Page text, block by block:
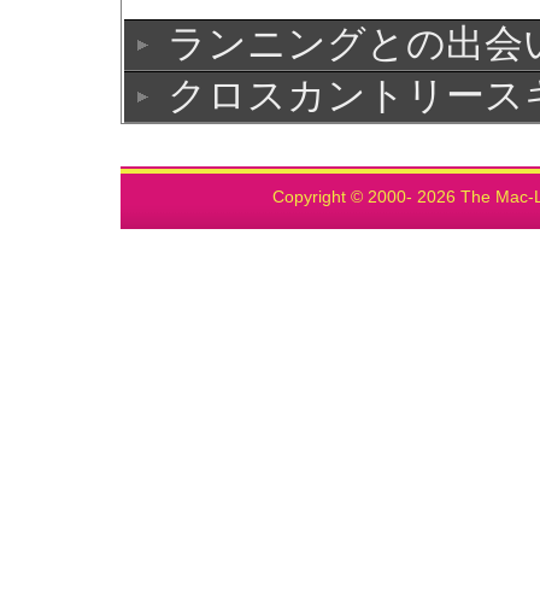
ランニングとの出会
クロスカントリース
Copyright © 2000- 2026 The Mac-